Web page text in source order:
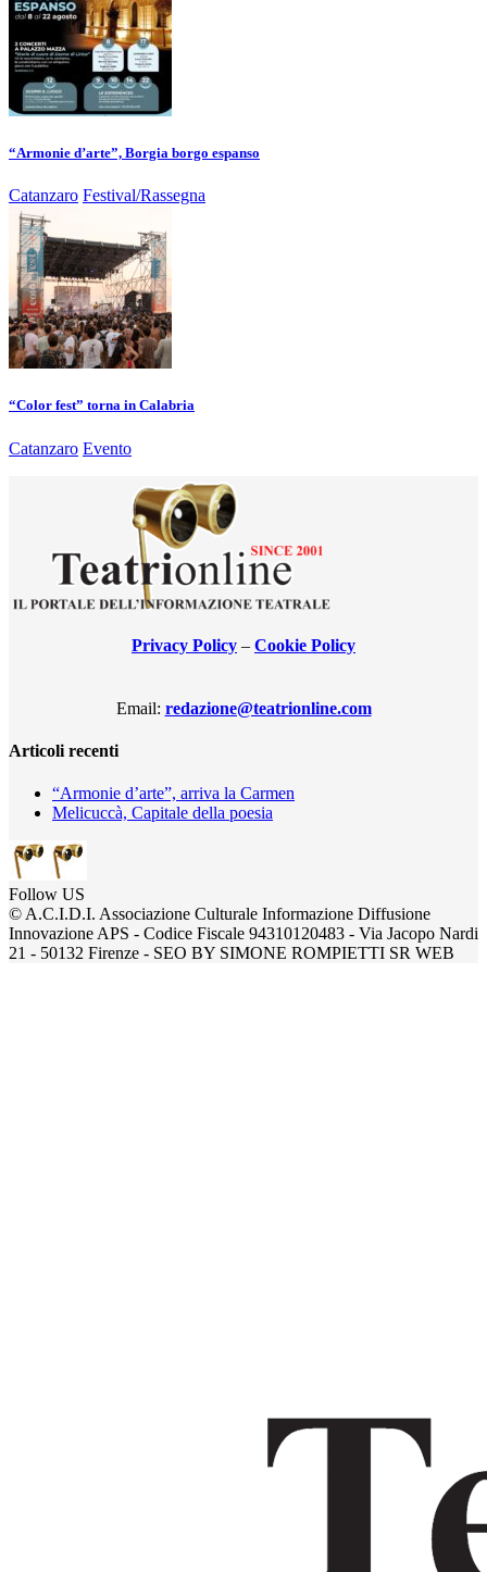
“Armonie d’arte”, Borgia borgo espanso
Catanzaro Festival/Rassegna
“Color fest” torna in Calabria
Catanzaro Evento
Privacy Policy – Cookie Policy
Email: redazione@teatrionline.com
Articoli recenti
“Armonie d’arte”, arriva la Carmen
Melicuccà, Capitale della poesia
Follow US
© A.C.I.D.I. Associazione Culturale Informazione Diffusione
Innovazione APS - Codice Fiscale 94310120483 - Via Jacopo Nardi
21 - 50132 Firenze - SEO BY SIMONE ROMPIETTI SR WEB